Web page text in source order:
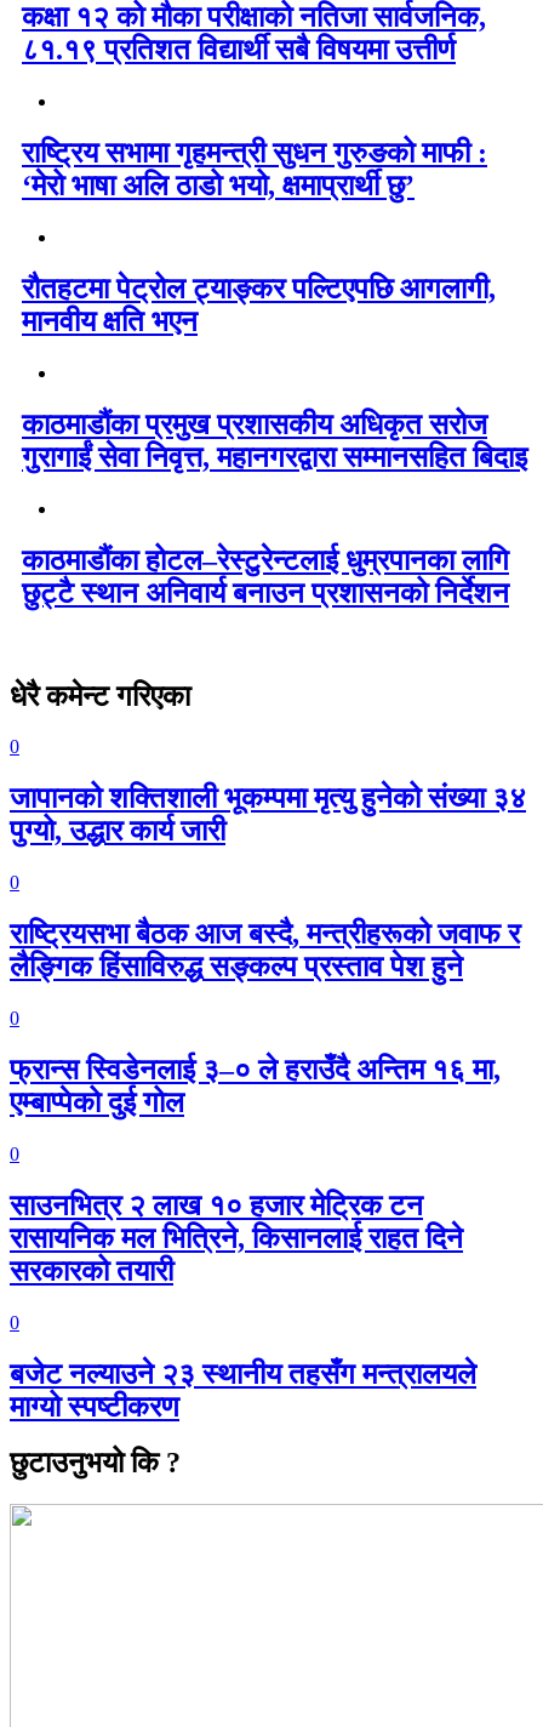
कक्षा १२ को मौका परीक्षाको नतिजा सार्वजनिक,
८१.१९ प्रतिशत विद्यार्थी सबै विषयमा उत्तीर्ण
राष्ट्रिय सभामा गृहमन्त्री सुधन गुरुङको माफी :
‘मेरो भाषा अलि ठाडो भयो, क्षमाप्रार्थी छु’
रौतहटमा पेट्रोल ट्याङ्कर पल्टिएपछि आगलागी,
मानवीय क्षति भएन
काठमाडौंका प्रमुख प्रशासकीय अधिकृत सरोज
गुरागाईं सेवा निवृत्त, महानगरद्वारा सम्मानसहित बिदाइ
काठमाडौंका होटल–रेस्टुरेन्टलाई धुम्रपानका लागि
छुट्टै स्थान अनिवार्य बनाउन प्रशासनको निर्देशन
धेरै कमेन्ट गरिएका
0
जापानको शक्तिशाली भूकम्पमा मृत्यु हुनेको संख्या ३४
पुग्यो, उद्धार कार्य जारी
0
राष्ट्रियसभा बैठक आज बस्दै, मन्त्रीहरूको जवाफ र
लैङ्गिक हिंसाविरुद्ध सङ्कल्प प्रस्ताव पेश हुने
0
फ्रान्स स्विडेनलाई ३–० ले हराउँदै अन्तिम १६ मा,
एम्बाप्पेको दुई गोल
0
साउनभित्र २ लाख १० हजार मेट्रिक टन
रासायनिक मल भित्रिने, किसानलाई राहत दिने
सरकारको तयारी
0
बजेट नल्याउने २३ स्थानीय तहसँग मन्त्रालयले
माग्यो स्पष्टीकरण
छुटाउनुभयो कि ?